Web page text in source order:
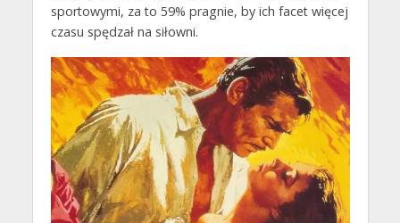
sportowymi, za to 59% pragnie, by ich facet więcej
czasu spędzał na siłowni.